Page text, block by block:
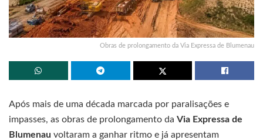
Obras de prolongamento da Via Expressa de Blumenau
Após mais de uma década marcada por paralisações e
impasses, as obras de prolongamento da Via Expressa de
Blumenau voltaram a ganhar ritmo e já apresentam